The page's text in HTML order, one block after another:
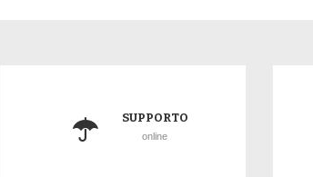
SUPPORTO
online